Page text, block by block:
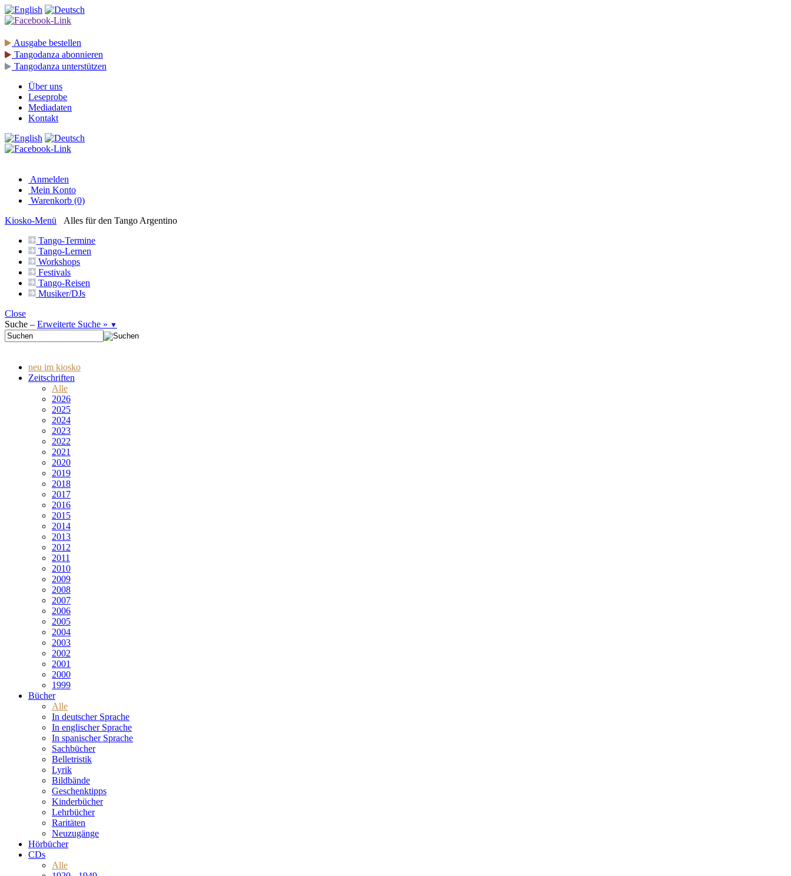
Ausgabe bestellen
Tangodanza abonnieren
Tangodanza unterstützen
Über uns
Leseprobe
Mediadaten
Kontakt
Anmelden
Mein Konto
Warenkorb (0)
Kiosko-Menü
Alles für den Tango Argentino
Tango-Termine
Tango-Lernen
Workshops
Festivals
Tango-Reisen
Musiker/DJs
Close
Suche – Erweiterte Suche » ▼
neu im kiosko
Zeitschriften
Alle
2026
2025
2024
2023
2022
2021
2020
2019
2018
2017
2016
2015
2014
2013
2012
2011
2010
2009
2008
2007
2006
2005
2004
2003
2002
2001
2000
1999
Bücher
Alle
In deutscher Sprache
In englischer Sprache
In spanischer Sprache
Sachbücher
Belletristik
Lyrik
Bildbände
Geschenktipps
Kinderbücher
Lehrbücher
Raritäten
Neuzugänge
Hörbücher
CDs
Alle